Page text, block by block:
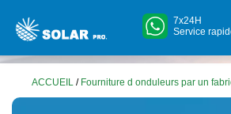
7x24H
Service
ACCUEIL / Fourniture d onduleurs par un